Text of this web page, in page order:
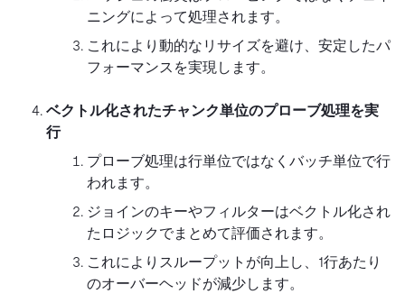
ニングによって処理されます。
これにより動的なリサイズを避け、安定したパ
フォーマンスを実現します。
ベクトル化されたチャンク単位のプローブ処理を実
行
プローブ処理は行単位ではなくバッチ単位で行
われます。
ジョインのキーやフィルターはベクトル化され
たロジックでまとめて評価されます。
これによりスループットが向上し、1行あたり
のオーバーヘッドが減少します。